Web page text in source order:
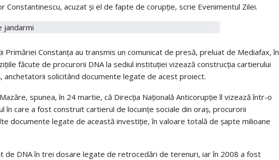
Constantinescu, acuzat și el de fapte de corupție, scrie Evenimentul Zilei.
Primăriei Constanţa au transmis un comunicat de presă, preluat de Mediafax, în
făcute de procurorii DNA la sediul instituţiei vizează construcţia cartierului
anchetatorii solicitând documente legate de acest proiect.
spunea, în 24 martie, că Direcţia Naţională Anticorupţie îl vizează într-o
în care a fost construit cartierul de locuinţe sociale din oraş, procurorii
documente legate de această investiţie, în valoare totală de şapte milioane
de DNA în trei dosare legate de retrocedări de terenuri, iar în 2008 a fost